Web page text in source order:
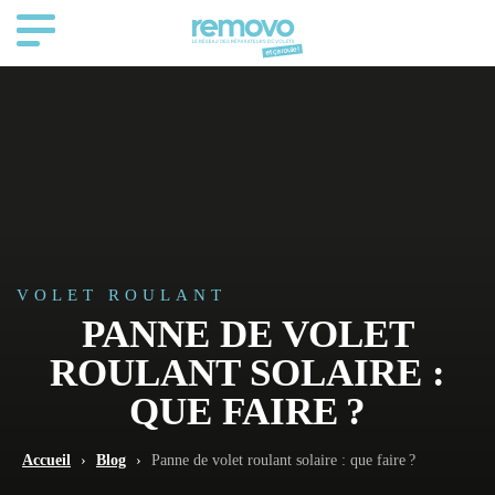
VOLET ROULANT
PANNE DE VOLET
ROULANT SOLAIRE :
QUE FAIRE ?
Accueil › Blog › Panne de volet roulant solaire : que faire ?